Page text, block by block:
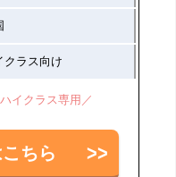
クラス向け
イクラス専用／
ちら